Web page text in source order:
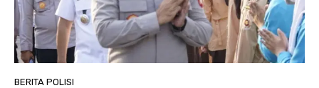
BERITA POLISI